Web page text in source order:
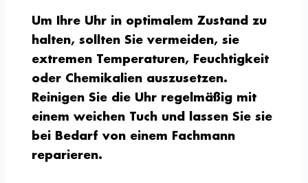
Um Ihre Uhr in optimalem Zustand zu
halten, sollten Sie vermeiden, sie
extremen Temperaturen, Feuchtigkeit
oder Chemikalien auszusetzen.
Reinigen Sie die Uhr regelmäßig mit
einem weichen Tuch und lassen Sie sie
bei Bedarf von einem Fachmann
reparieren.